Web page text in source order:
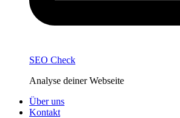
SEO Check
Analyse deiner Webseite
Über uns
Kontakt